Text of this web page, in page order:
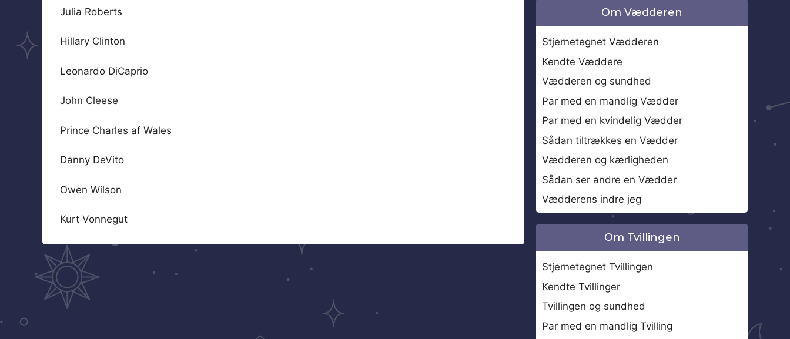
Julia Roberts
Hillary Clinton
Leonardo DiCaprio
John Cleese
Prince Charles af Wales
Danny DeVito
Owen Wilson
Kurt Vonnegut
Om Vædderen
Stjernetegnet Vædderen
Kendte Væddere
Vædderen og sundhed
Par med en mandlig Vædder
Par med en kvindelig Vædder
Sådan tiltrækkes en Vædder
Vædderen og kærligheden
Sådan ser andre en Vædder
Vædderens indre jeg
Om Tvillingen
Stjernetegnet Tvillingen
Kendte Tvillinger
Tvillingen og sundhed
Par med en mandlig Tvilling